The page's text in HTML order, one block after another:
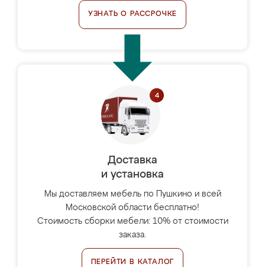
УЗНАТЬ О РАССРОЧКЕ
Доставка
и установка
Мы доставляем мебель по Пушкино и всей
Московской области бесплатно!
Стоимость сборки мебели: 10% от стоимости
заказа.
ПЕРЕЙТИ В КАТАЛОГ